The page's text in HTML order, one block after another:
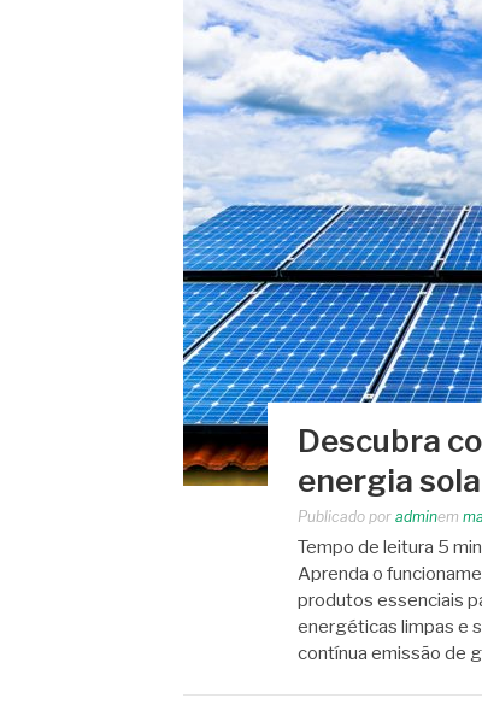
Descubra
energia
Publicado por adminem
Tempo de leitura 5
Aprenda o
produtos essenciais
energéticas limpas e
contínua emissão de